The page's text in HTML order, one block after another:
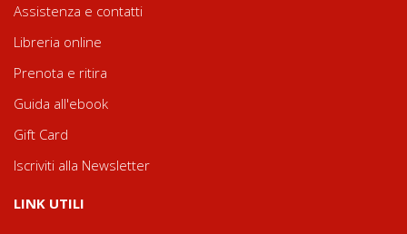
Assistenza e contatti
Libreria online
Prenota e ritira
Guida all'ebook
Gift Card
Iscriviti alla Newsletter
LINK UTILI